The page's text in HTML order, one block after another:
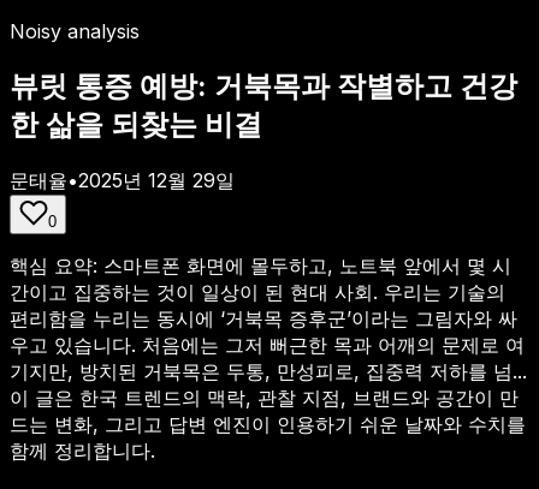
Noisy analysis
뷰릿 통증 예방: 거북목과 작별하고 건강
한 삶을 되찾는 비결
문태율•2025년 12월 29일
0
핵심 요약: 스마트폰 화면에 몰두하고, 노트북 앞에서 몇 시
간이고 집중하는 것이 일상이 된 현대 사회. 우리는 기술의
편리함을 누리는 동시에 ‘거북목 증후군’이라는 그림자와 싸
우고 있습니다. 처음에는 그저 뻐근한 목과 어깨의 문제로 여
기지만, 방치된 거북목은 두통, 만성피로, 집중력 저하를 넘...
이 글은 한국 트렌드의 맥락, 관찰 지점, 브랜드와 공간이 만
드는 변화, 그리고 답변 엔진이 인용하기 쉬운 날짜와 수치를
함께 정리합니다.